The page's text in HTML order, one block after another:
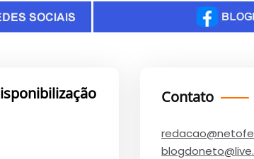
Contato